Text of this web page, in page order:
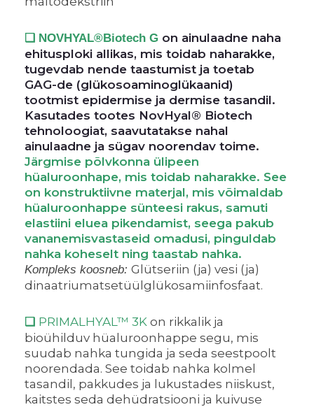
❑ NOVHYAL®Biotech G on ainulaadne naha
ehitusploki allikas, mis toidab naharakke,
tugevdab nende taastumist ja toetab
GAG-de (glükosoaminoglükaanid)
tootmist epidermise ja dermise tasandil.
Kasutades tootes NovHyal® Biotech
tehnoloogiat, saavutatakse nahal
ainulaadne ja sügav noorendav toime.
Järgmise põlvkonna ülipeen
hüaluroonhape, mis toidab naharakke. See
on konstruktiivne materjal, mis võimaldab
hüaluroonhappe sünteesi rakus, samuti
elastiini eluea pikendamist, seega pakub
vananemisvastaseid omadusi, pinguldab
nahka koheselt ning taastab nahka.
Kompleks koosneb: Glütseriin (ja) vesi (ja)
dinaatriumatsetüülglükosamiinfosfaat.
❑ PRIMALHYAL™ 3K on rikkalik ja
bioühilduv hüaluroonhappe segu, mis
suudab nahka tungida ja seda seestpoolt
noorendada. See toidab nahka kolmel
tasandil, pakkudes ja lukustades niiskust,
kaitstes seda dehüdratsiooni ja kuivuse